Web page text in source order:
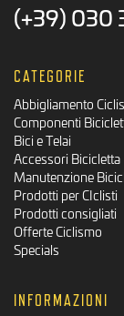
(+39) 030
CATEGORIE
Abbigliamento
Componenti
Bici e Telai
Accessori Bicicletta
Manutenzione
Prodotti per CIclisti
Prodotti consigliati
Offerte Ciclismo
Specials
INFORMAZIONI